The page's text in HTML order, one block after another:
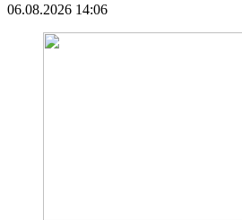
06.08.2026 14:06